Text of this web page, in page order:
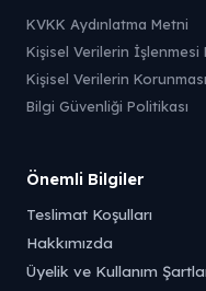
KVKK Aydınlatma Metni
Kişisel Verilerin İşlenmesi
Kişisel Verilerin
Bilgi Güvenliği Politikası
Önemli Bilgiler
Teslimat Koşulları
Hakkımızda
Üyelik ve Kullanım